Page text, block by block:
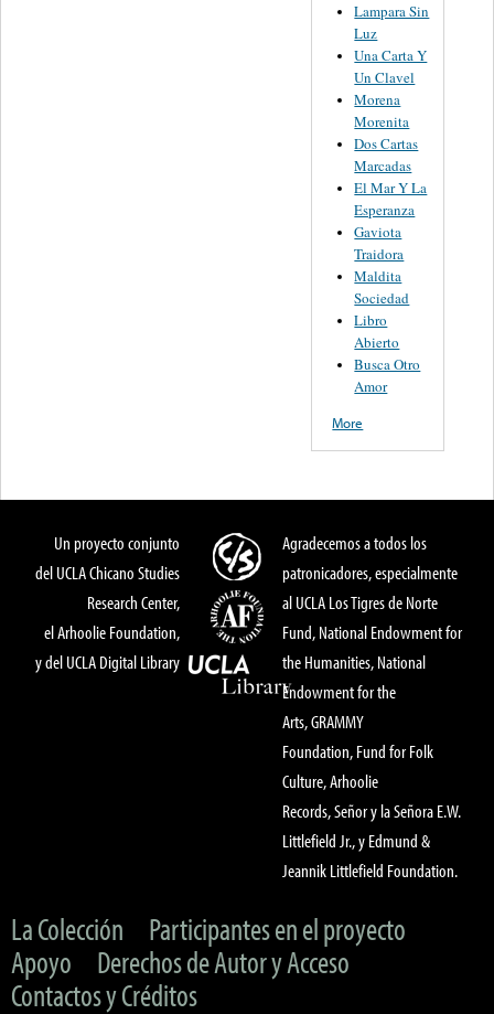
Lampara Sin
Luz
Una Carta Y
Un Clavel
Morena
Morenita
Dos Cartas
Marcadas
El Mar Y La
Esperanza
Gaviota
Traidora
Maldita
Sociedad
Libro
Abierto
Busca Otro
Amor
More
Un proyecto conjunto
del UCLA Chicano Studies
Research Center,
el Arhoolie Foundation,
y del UCLA Digital Library
Agradecemos a todos los
patronicadores, especialmente
al UCLA Los Tigres de Norte
Fund, National Endowment for
the Humanities, National
Endowment for the
Arts, GRAMMY
Foundation, Fund for Folk
Culture, Arhoolie
Records, Señor y la Señora E.W.
Littlefield Jr., y Edmund &
Jeannik Littlefield Foundation.
La Colección
Participantes en el proyecto
Apoyo
Derechos de Autor y Acceso
Contactos y Créditos